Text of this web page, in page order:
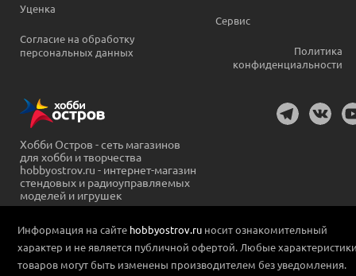
Уценка
Согласие на обработку
персональных данных
Сервис
Политика
конфиденциальности
Хобби Остров - сеть магазинов
для хобби и творчества
hobbyostrov.ru - интернет-магазин
стендовых и радиоуправляемых
моделей и игрушек
Информация на сайте hobbyostrov.ru носит ознакомительный
характер и не является публичной офертой. Любые
товаров могут быть изменены производителем без уведомления.